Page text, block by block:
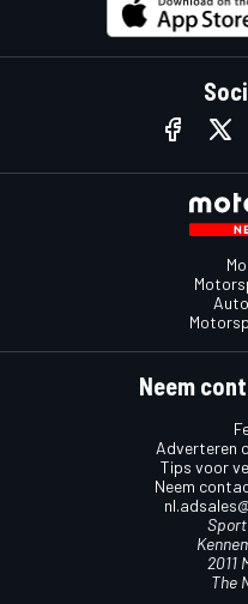
Neem
Adverteren
Tips voor
Neem
2011
The